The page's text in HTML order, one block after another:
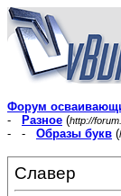
Форум
-
Разное (http://
- - Образы букв (
Славер